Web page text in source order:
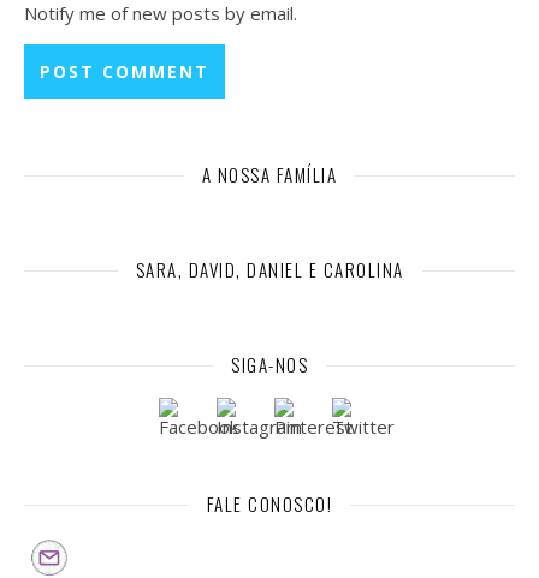
Notify me of new posts by email.
A NOSSA FAMÍLIA
SARA, DAVID, DANIEL E CAROLINA
SIGA-NOS
FALE CONOSCO!